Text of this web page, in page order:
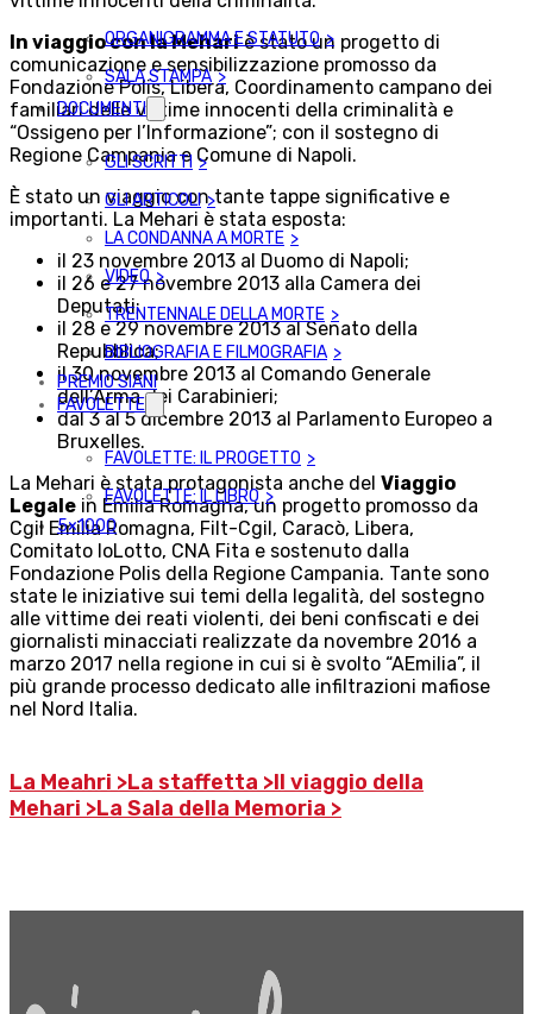
ORGANIGRAMMA E STATUTO
SALA STAMPA
DOCUMENTI
GLI SCRITTI
GLI ARTICOLI
LA CONDANNA A MORTE
VIDEO
TRENTENNALE DELLA MORTE
BIBLIOGRAFIA E FILMOGRAFIA
PREMIO SIANI
FAVOLETTE
FAVOLETTE: IL PROGETTO
FAVOLETTE: IL LIBRO
5×1000
In viaggio con la Mehariè stato un progetto di
comunicazione e sensibilizzazione promosso da
Fondazione Polis, Libera, Coordinamento campano dei
familiari delle vittime innocenti della criminalità e
“Ossigeno per l’Informazione”; con il sostegno di
Regione Campania e Comune di Napoli.
È stato un viaggio con tante tappe significative e
importanti. La Mehari è stata esposta:
il 23 novembre 2013 al Duomo di Napoli;
il 26 e 27 novembre 2013 alla Camera dei
Deputati;
il 28 e 29 novembre 2013 al Senato della
Repubblica;
il 30 novembre 2013 al Comando Generale
dell’Arma dei Carabinieri;
dal 3 al 5 dicembre 2013 al Parlamento Europeo a
Bruxelles.
La Mehari è stata protagonista anche del Viaggio
Legale in Emilia Romagna, un progetto promosso da
Cgil Emilia Romagna, Filt-Cgil, Caracò, Libera,
Comitato IoLotto, CNA Fita e sostenuto dalla
Fondazione Polis della Regione Campania. Tante sono
state le iniziative sui temi della legalità, del sostegno
alle vittime dei reati violenti, dei beni confiscati e dei
giornalisti minacciati realizzate da novembre 2016 a
marzo 2017 nella regione in cui si è svolto “AEmilia”, il
più grande processo dedicato alle infiltrazioni mafiose
nel Nord Italia.
La Meahri >La staffetta >Il viaggio della
Mehari >La Sala della Memoria >